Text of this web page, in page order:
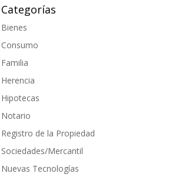
Categorías
Bienes
Consumo
Familia
Herencia
Hipotecas
Notario
Registro de la Propiedad
Sociedades/Mercantil
Nuevas Tecnologías